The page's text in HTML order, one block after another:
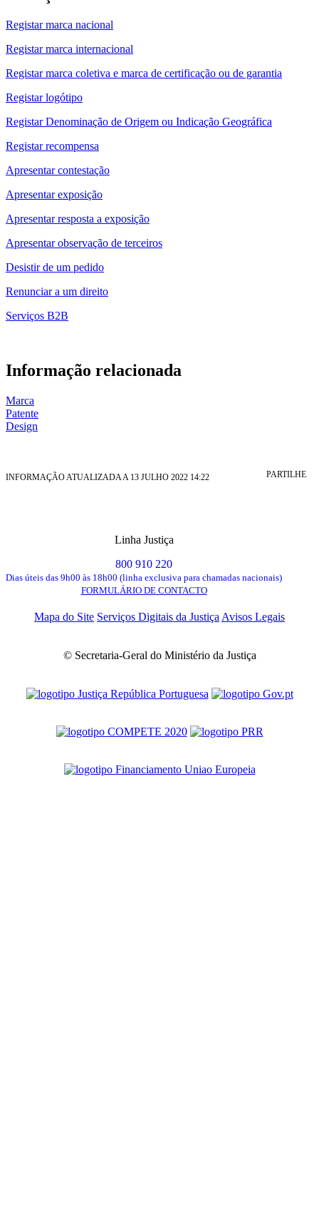
Registar marca nacional
Registar marca internacional
Registar marca coletiva e marca de certificação ou de garantia
Registar logótipo
Registar Denominação de Origem ou Indicação Geográfica
Registar recompensa
Apresentar contestação
Apresentar exposição
Apresentar resposta a exposição
Apresentar observação de terceiros
Desistir de um pedido
Renunciar a um direito
Serviços B2B
Informação relacionada
Marca
Patente
Design
INFORMAÇÃO ATUALIZADA A 13 JULHO 2022 14:22 PARTILHE
Linha Justiça
800 910 220
Dias úteis das 9h00 às 18h00 (linha exclusiva para chamadas nacionais)
FORMULÁRIO DE CONTACTO
Mapa do Site Serviços Digitais da Justiça Avisos Legais
© Secretaria-Geral do Ministério da Justiça